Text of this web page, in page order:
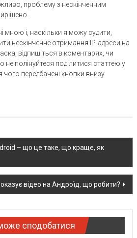
проблему з нескінченним
мною і, наскільки я можу судити,
нескінченне отримання IP-адреси на
відпишіться в коментарях, чи
не полінуйтеся поділитися статтею у
передбачені кнопки внизу
– що це таке, що краще, як
відео на Андроїд, що робити?
сподобатися